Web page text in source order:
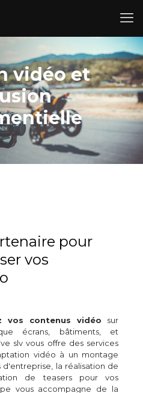
vidéo et
pour
vos
vos contenus vidéo sur
écrans, bâtiments, et
slv vous offre des services
vidéo à un montage
la réalisation de
de teasers pour vos
vous accompagne de la